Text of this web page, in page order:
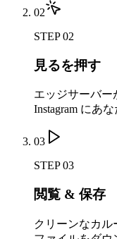
02
STEP 02
見るを押す
エッジサーバー
Instagram にあ
03
STEP 03
閲覧 & 保存
クリーンなカ